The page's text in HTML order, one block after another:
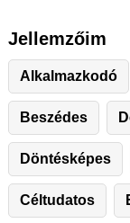
Jellemzőim
Alkalmazkodó
Beszédes
Döntésképes
Céltudatos